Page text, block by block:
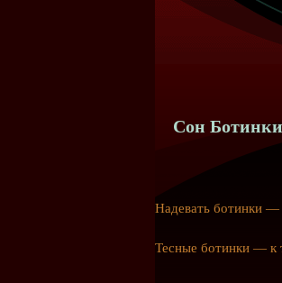
Сон
Надевать ботинки —
Тесные ботинки — к